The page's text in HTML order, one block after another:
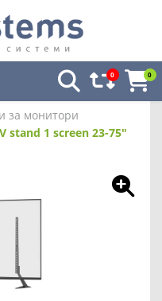
0 0
за монитори
stand 1 screen 23-75"